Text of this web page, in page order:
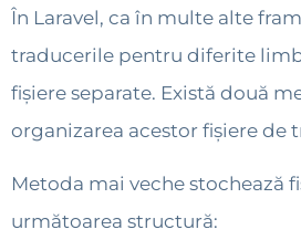
În Laravel, ca în multe alte
traducerile pentru diferite
fișiere separate. Există două
organizarea acestor fișiere de
Metoda mai veche stochează
următoarea structură: